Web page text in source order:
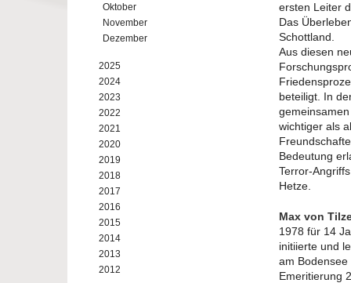
Oktober
November
Dezember
2025
2024
2023
2022
2021
2020
2019
2018
2017
2016
2015
2014
2013
2012
ersten Leiter
Das
Schottland.
Aus diesen
beteiligt. In
wichtiger als
Bedeutung
Terror-
Hetze.
Max von
1978 für 14
initiierte und
am
Emeritierung